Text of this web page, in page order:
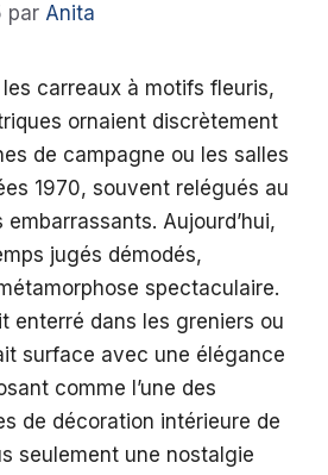
par Anita
les carreaux à motifs fleuris,
ornaient discrètement
de campagne ou les salles
1970, souvent relégués au
Aujourd’hui,
jugés démodés,
spectaculaire.
enterré dans les greniers ou
surface avec une élégance
comme l’une des
de décoration intérieure de
seulement une nostalgie